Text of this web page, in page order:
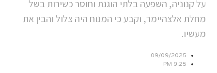
על קנוניה, השפעה בלתי הוגנת וחוסר כשירות בשל
מחלת אלצהיימר, וקבע כי המנוח היה צלול והבין את
מעשיו.
09/09/2025
9:25 PM